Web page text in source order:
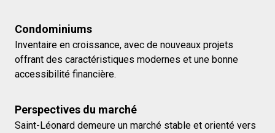
Condominiums
Inventaire en croissance, avec de nouveaux projets
offrant des caractéristiques modernes et une bonne
accessibilité financière.
Perspectives du marché
Saint-Léonard demeure un marché stable et orienté vers